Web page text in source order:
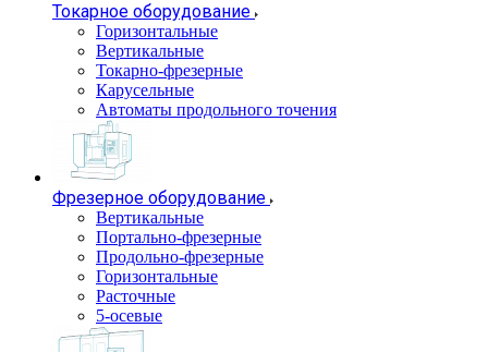
Токарное оборудование
Горизонтальные
Вертикальные
Токарно-фрезерные
Карусельные
Автоматы продольного точения
Фрезерное оборудование
Вертикальные
Портально-фрезерные
Продольно-фрезерные
Горизонтальные
Расточные
5-осевые